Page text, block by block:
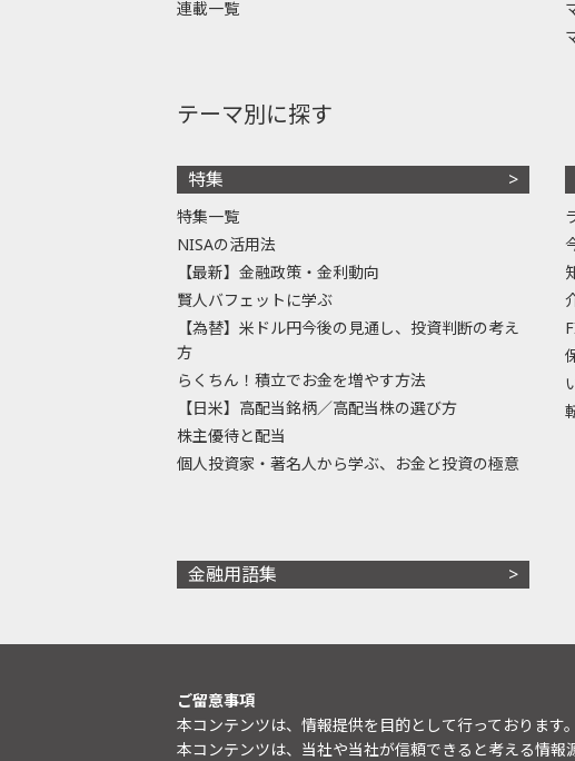
連載一覧
テーマ別に探す
特集
特集一覧
NISAの活用法
【最新】金融政策・金利動向
賢人バフェットに学ぶ
【為替】米ドル円今後の見通し、投資判断の考え
方
らくちん！積立でお金を増やす方法
【日米】高配当銘柄／高配当株の選び方
株主優待と配当
個人投資家・著名人から学ぶ、お金と投資の極意
金融用語集
ご留意事項
本コンテンツは、情報提供を目的として行っております。
本コンテンツは、当社や当社が信頼できると考える情